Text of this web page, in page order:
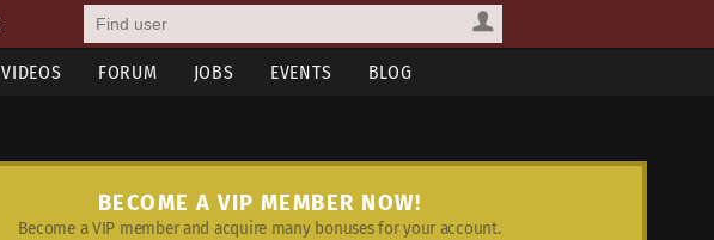
VIDEOS FORUM JOBS EVENTS BLOG
BECOME A VIP MEMBER NOW!
Become a VIP member and acquire many bonuses for your account.